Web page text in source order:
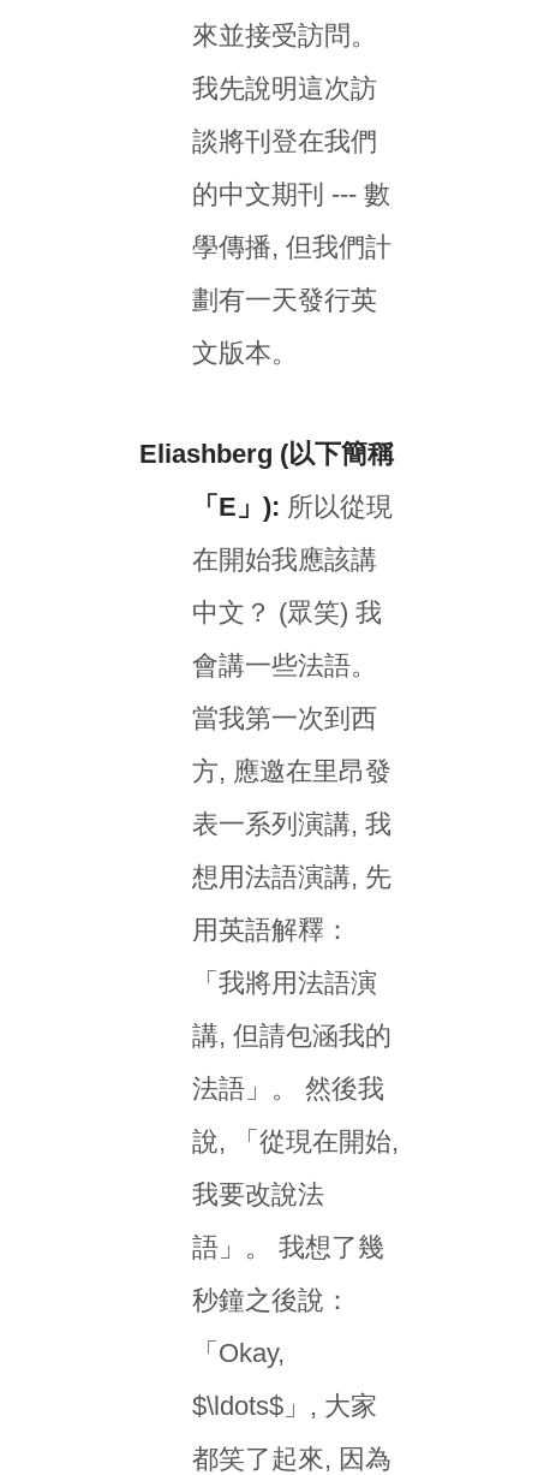
來並接受訪問。
我先說明這次訪
談將刊登在我們
的中文期刊 --- 數
學傳播, 但我們計
劃有一天發行英
文版本。
Eliashberg (以下簡稱
「E」): 所以從現
在開始我應該講
中文？ (眾笑) 我
會講一些法語。
當我第一次到西
方, 應邀在里昂發
表一系列演講, 我
想用法語演講, 先
用英語解釋：
「我將用法語演
講, 但請包涵我的
法語」。 然後我
說, 「從現在開始,
我要改說法
語」。 我想了幾
秒鐘之後說：
「Okay,
$\ldots$」, 大家
都笑了起來, 因為